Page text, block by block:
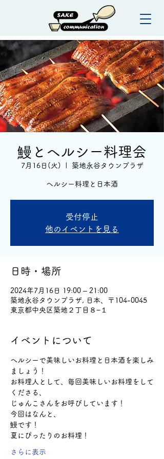
鰻とヘルシー料理会
7月16日(火) 築地永谷タウンプラザ
ヘルシー料理と日本酒
受付停止
他のイベントを見る
日時・場所
2024年7月16日 19:00 – 21:00
築地永谷タウンプラザ, 日本、〒104-0045
東京都中央区築地２丁目８−１
イベントについて
ヘルシーで美味しいお料理と日本酒を楽しみ
ましょう！
お料理人として、毎回美味しいお料理をして
くださる、
じゅんこさんをお呼びしています！
今回はなんと、
鰻です！
夏にぴったりのお料理！
さらに表示